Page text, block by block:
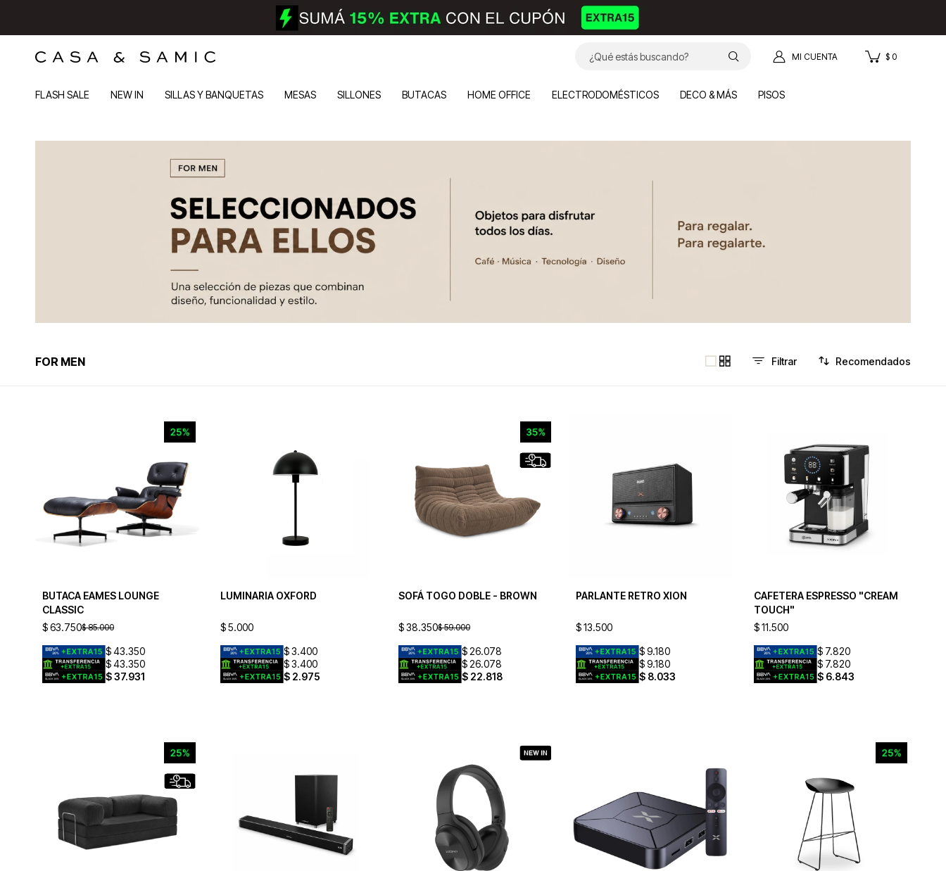
FLASH SALE NEW IN SILLAS Y BANQUETAS MESAS SILLONES BUTACAS HOME OFFICE ELECTRODOMÉSTICOS DECO & MÁS PISOS
$ 0
FOR MEN Recomendados
BUTACA EAMES LOUNGE
CLASSIC
$63.750$ 85.000
$43.350
$43.350
$37.931
LUMINARIA OXFORD
$5.000
$3.400
$3.400
$ 2.975
SOFÁ TOGO DOBLE - BROWN
$ 38.350$ 59.000
$ 26.078
$ 26.078
$ 22.818
PARLANTE RETRO XION
$13.500
$9.180
$9.180
$ 8.033
CAFETERA ESPRESSO "CREAM
TOUCH"
$11.500
$ 7.820
$ 7.820
$ 6.843